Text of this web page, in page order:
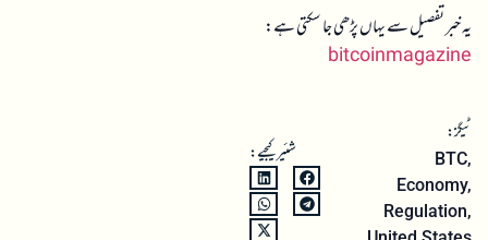
یہ خبر تفصیل سے یہاں پڑھی جا سکتی ہے:
bitcoinmagazine
ٹیگز:
BTC,
Economy,
Regulation,
شئیر کیجیے: